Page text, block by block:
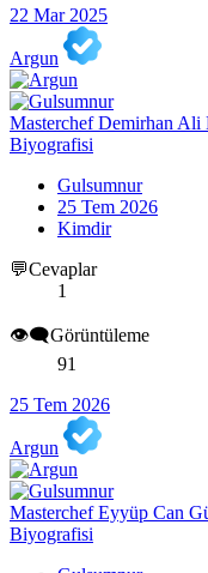
22 Mar 2025
Argun
Masterchef Demirhan Ali
Biyografisi
Gulsumnur
25 Tem 2026
Kimdir
💬Cevaplar
1
👁️‍🗨️Görüntüleme
91
25 Tem 2026
Argun
Masterchef Eyyüp Can
Biyografisi